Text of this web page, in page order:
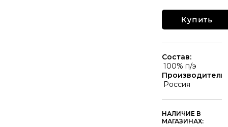
Купить
Состав:
100% п/э
Производитель:
Россия
НАЛИЧИЕ В
МАГАЗИНАХ: